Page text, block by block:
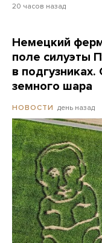
20 часов назад
Немецкий
поле силуэты
в
земного шара
НОВОСТИ день назад